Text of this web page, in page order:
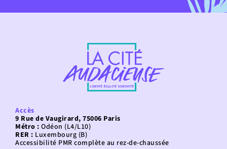
Accès
9 Rue de Vaugirard, 75006 Paris
Métro : Odéon (L4/L10)
RER : Luxembourg (B)
Accessibilité PMR complète au rez-de-chaussée